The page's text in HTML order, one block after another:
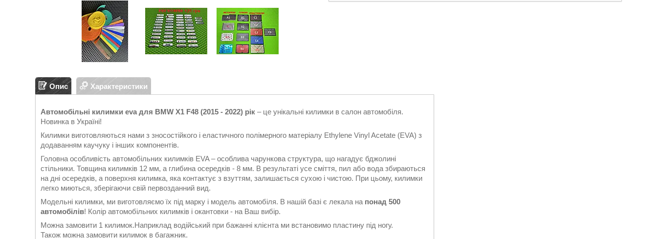
Опис Характеристики
Автомобільні килимки eva для BMW X1 F48 (2015 - 2022) рік – це унікальні килимки в салон автомобіля.
Новинка в Україні!
Килимки виготовляються нами з зносостійкого і еластичного полімерного матеріалу Ethylene Vinyl Acetate (EVA) з
додаванням каучуку і інших компонентів.
Головна особливість автомобільних килимків EVA – особлива чарункова структура, що нагадує бджолині
стільники. Товщина килимків 12 мм, а глибина осередків - 8 мм. В результаті усе сміття, пил або вода збираються
на дні осередків, а поверхня килимка, яка контактує з взуттям, залишається сухою і чистою. При цьому, килимки
легко миються, зберігаючи свій первозданний вид.
Модельні килимки, ми виготовляємо їх під марку і модель автомобіля. В нашій базі є лекала на понад 500
автомобілів! Колір автомобільних килимків і окантовки - на Ваш вибір.
Можна замовити 1 килимок.Наприклад водійський при бажанні клієнта ми встановимо пластину під ногу.
Також можна замовити килимок в багажник.